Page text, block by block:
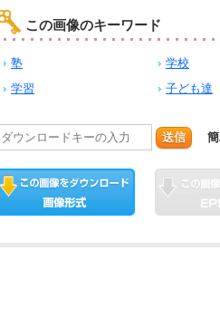
この画像のキーワード
塾 学校
学習
子ども達
送信 簡